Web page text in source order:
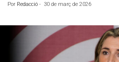
Por Redacció - 30 de març de 2026